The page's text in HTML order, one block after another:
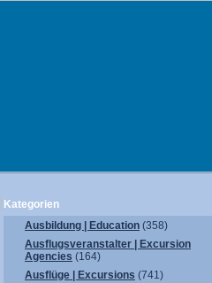
Kategorien
Ausbildung | Education (358)
Ausflugsveranstalter | Excursion
Agencies (164)
Ausflüge | Excursions (741)